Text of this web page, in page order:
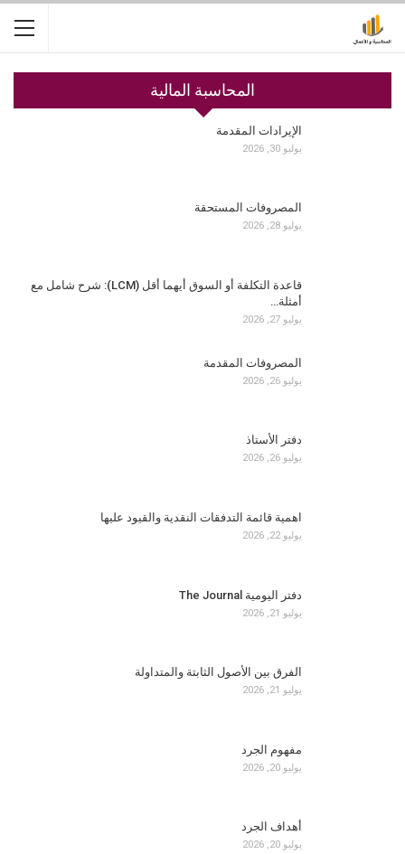
المحاسبة المالية
الإيرادات المقدمة
يوليو 30, 2026
المصروفات المستحقة
يوليو 28, 2026
قاعدة التكلفة أو السوق أيهما أقل (LCM): شرح شامل مع
أمثلة…
يوليو 27, 2026
المصروفات المقدمة
يوليو 26, 2026
دفتر الأستاذ
يوليو 26, 2026
اهمية قائمة التدفقات النقدية والقيود عليها
يوليو 22, 2026
دفتر اليومية The Journal
يوليو 21, 2026
الفرق بين الأصول الثابتة والمتداولة
يوليو 21, 2026
مفهوم الجرد
يوليو 20, 2026
أهداف الجرد
يوليو 20, 2026